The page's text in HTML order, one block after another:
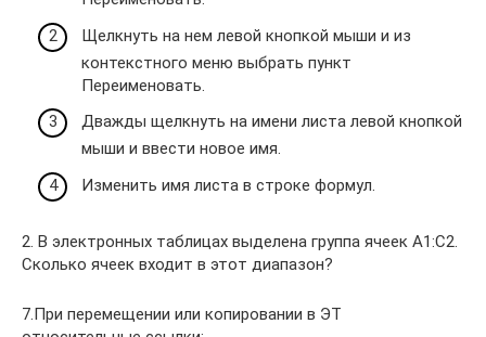
Щелкнуть на нем левой кнопкой мыши и из
контекстного меню выбрать пункт
Переименовать.
Дважды щелкнуть на имени листа левой кнопкой
мыши и ввести новое имя.
Изменить имя листа в строке формул.
2. В электронных таблицах выделена группа ячеек А1:С2.
Сколько ячеек входит в этот диапазон?
7.При перемещении или копировании в ЭТ